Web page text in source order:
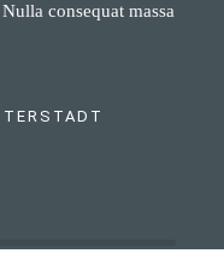
consequat massa